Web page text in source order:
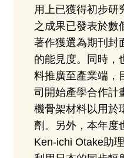
用上已獲得初步研
之成果已發表於數
著作獲選為期刊封
的能見度。同時，
料推廣至產業端，
司開始產學合作計
機骨架材料以用於
劑。另外，本年度
Ken-ichi Otake助